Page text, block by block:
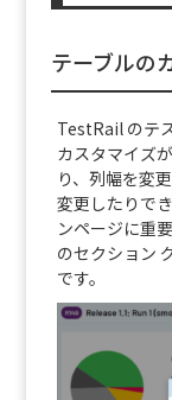
テーブルの
TestRail のテ
カスタマイズ
り、列幅を変
変更したりで
ンページに重
のセクション
です。